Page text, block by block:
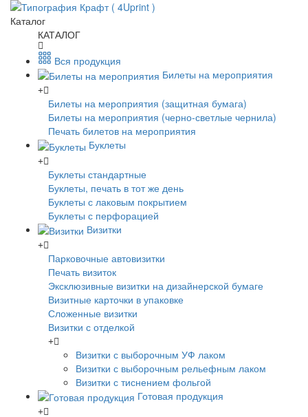
Каталог
КАТАЛОГ
Вся продукция
Билеты на мероприятия
Билеты на мероприятия (защитная бумага)
Билеты на мероприятия (черно-светлые чернила)
Печать билетов на мероприятия
Буклеты
Буклеты стандартные
Буклеты, печать в тот же день
Буклеты с лаковым покрытием
Буклеты с перфорацией
Визитки
Парковочные автовизитки
Печать визиток
Эксклюзивные визитки на дизайнерской бумаге
Визитные карточки в упаковке
Сложенные визитки
Визитки с отделкой
Визитки с выборочным УФ лаком
Визитки с выборочным рельефным лаком
Визитки с тиснением фольгой
Готовая продукция